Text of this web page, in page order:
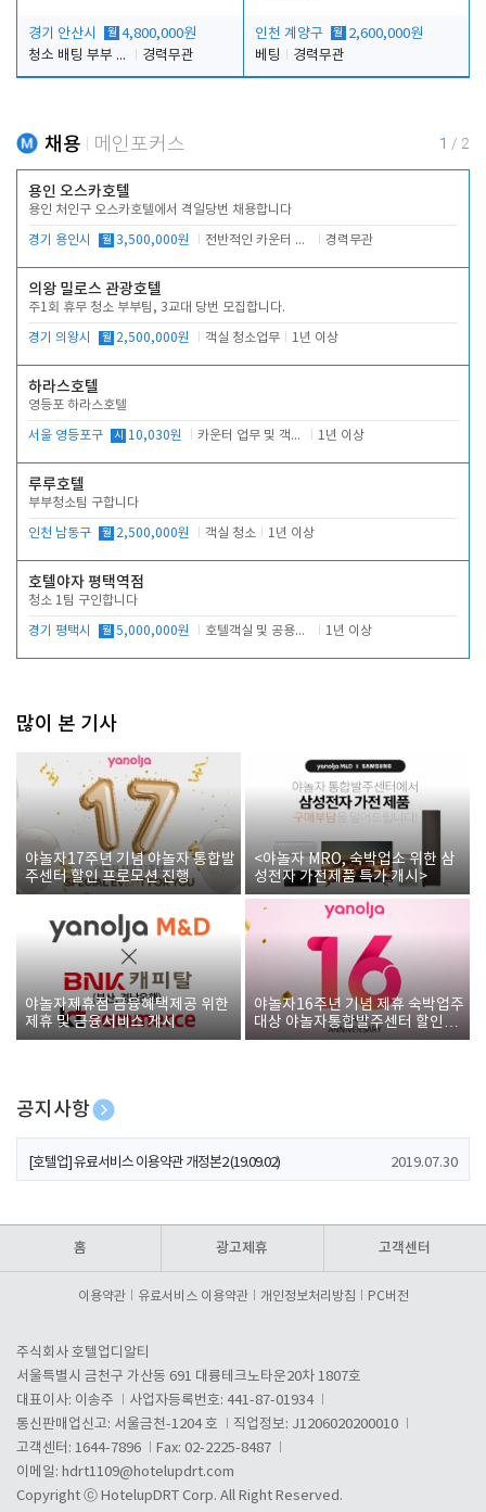
경기 안산시 월 4,800,000원
청소 배팅 부부 구합니다
경력무관
인천 계양구 월 2,600,000원
베팅
경력무관
채용 메인포커스 1 / 2
용인 오스카호텔
용인 처인구 오스카호텔에서 격일당번 채용합니다
경기 용인시 월 3,500,000원 전반적인 카운터 업무 경력무관
의왕 밀로스 관광호텔
주1회 휴무 청소 부부팀, 3교대 당번 모집합니다.
경기 의왕시 월 2,500,000원 객실 청소업무 1년 이상
하라스호텔
영등포 하라스호텔
서울 영등포구 시 10,030원 카운터 업무 및 객실관리(청소상태 확인, 객실판매) 1년 이상
루루호텔
부부청소팀 구합니다
인천 남동구 월 2,500,000원 객실 청소 1년 이상
호텔야자 평택역점
청소 1팀 구인합니다
경기 평택시 월 5,000,000원 호텔객실 및 공용시설 청소 관리 1년 이상
많이 본 기사
야놀자17주년 기념 야놀자 통합발
주센터 할인 프로모션 진행
<야놀자 MRO, 숙박업소 위한 삼
성전자 가전제품 특가 개시>
야놀자제휴점 금융혜택제공 위한
제휴 및 금융서비스 게시
야놀자16주년 기념 제휴 숙박업주
대상 야놀자통합발주센터 할인쿠
폰 증정
공지사항
[호텔업] 개인정보 처리방침 개정본1 (19.09.02)
[호텔업] 유료서비스 이용약관 개정본2 (19.09.02) 2019.07.30
홈 광고제휴 고객센터
이용약관 유료서비스 이용약관 개인정보처리방침 PC버전
주식회사 호텔업디알티
서울특별시 금천구 가산동 691 대륭테크노타운20차 1807호
대표이사: 이송주
사업자등록번호: 441-87-01934
통신판매업신고: 서울금천-1204 호
직업정보: J1206020200010
고객센터: 1644-7896
Fax: 02-2225-8487
이메일: hdrt1109@hotelupdrt.com
Copyright ⓒ HotelupDRT Corp. All Right Reserved.